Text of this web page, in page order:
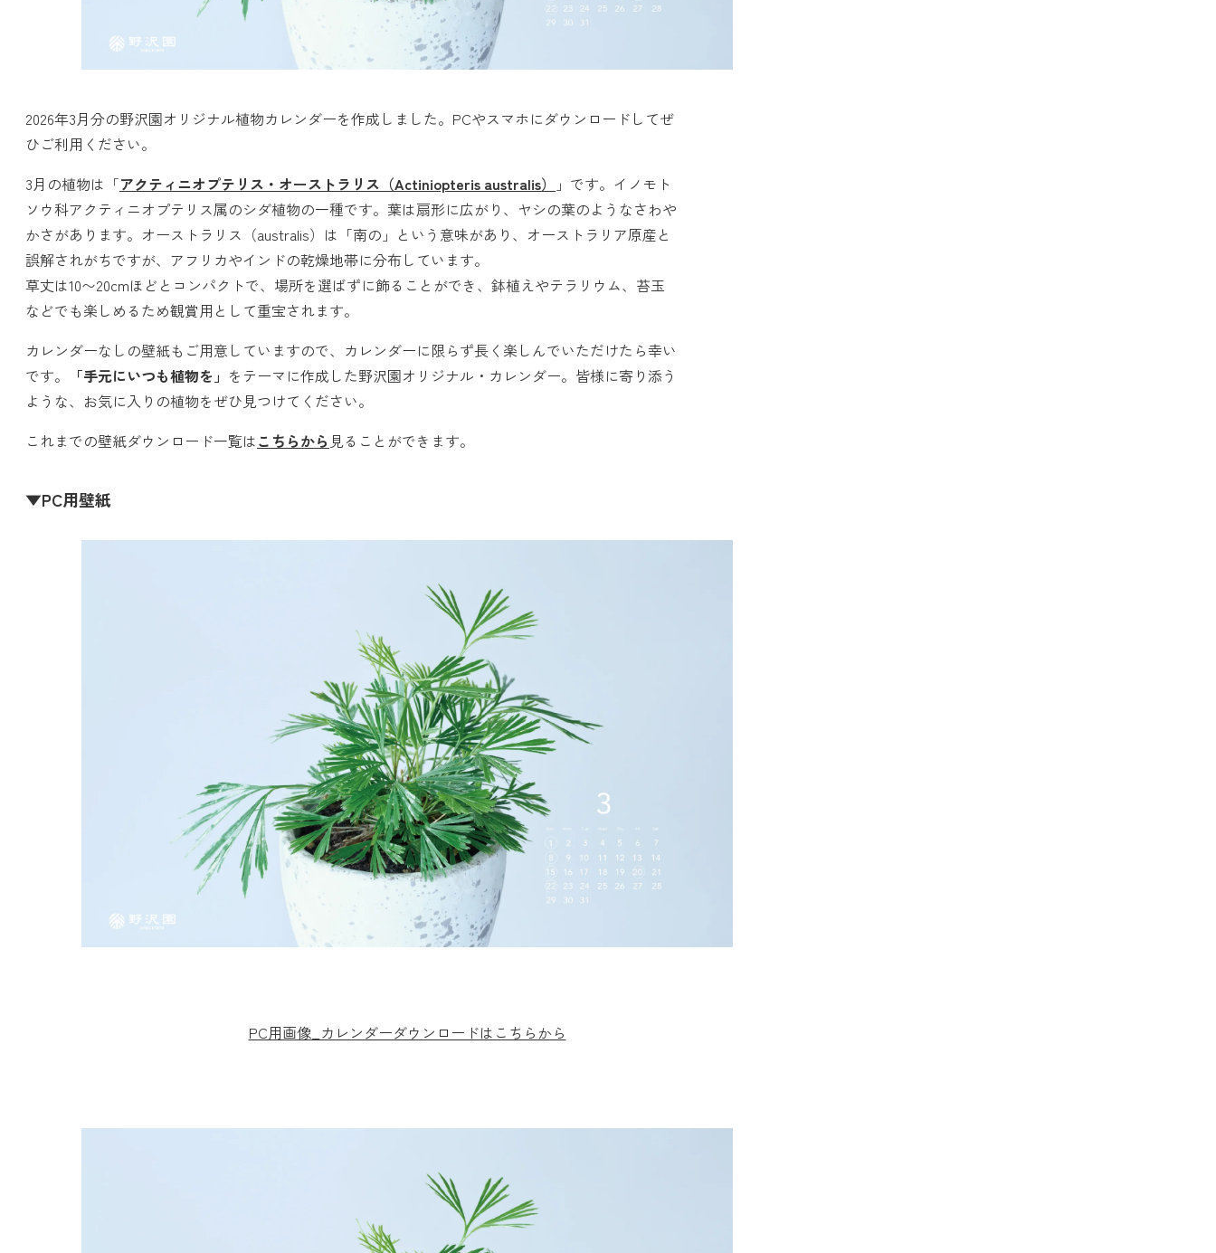
2026年3月分の野沢園オリジナル植物カレンダーを作成しました。PCやスマホにダウンロードしてぜ
ひご利用ください。
3月の植物は「アクティニオプテリス・オーストラリス（Actiniopteris australis）
」です。イノモト
ソウ科アクティニオプテリス属のシダ植物の一種です。葉は扇形に広がり、ヤシの葉のようなさわや
かさがあります。オーストラリス（australis）は「南の」という意味があり、オーストラリア原産と
誤解されがちですが、アフリカやインドの乾燥地帯に分布しています。
草丈は10〜20cmほどとコンパクトで、場所を選ばずに飾ることができ、鉢植えやテラリウム、苔玉
などでも楽しめるため観賞用として重宝されます。
カレンダーなしの壁紙もご用意していますので、カレンダーに限らず長く楽しんでいただけたら幸い
です。
「手元にいつも植物を」 をテーマに作成した野沢園オリジナル・カレンダー。皆様に寄り添う
ような、お気に入りの植物をぜひ見つけてください。
これまでの壁紙ダウンロード一覧はこちらから 見ることができます。
▼PC用壁紙
PC用画像_カレンダーダウンロードはこちらから